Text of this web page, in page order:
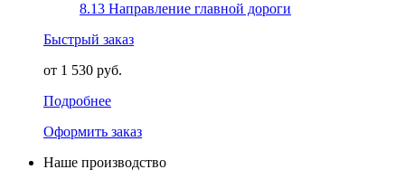
8.13 Направление главной дороги
Быстрый заказ
от 1 530 руб.
Подробнее
Оформить заказ
Наше производство